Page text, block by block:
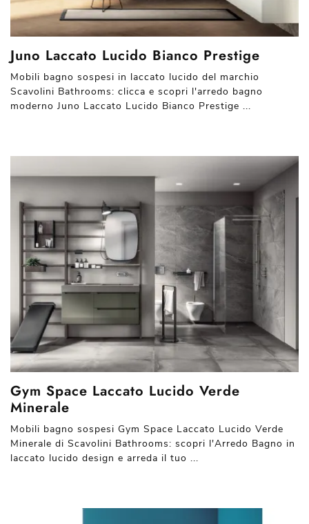
Juno Laccato Lucido Bianco Prestige
Mobili bagno sospesi in laccato lucido del marchio
Scavolini Bathrooms: clicca e scopri l'arredo bagno
moderno Juno Laccato Lucido Bianco Prestige ...
Gym Space Laccato Lucido Verde
Minerale
Mobili bagno sospesi Gym Space Laccato Lucido Verde
Minerale di Scavolini Bathrooms: scopri l'Arredo Bagno in
laccato lucido design e arreda il tuo ...